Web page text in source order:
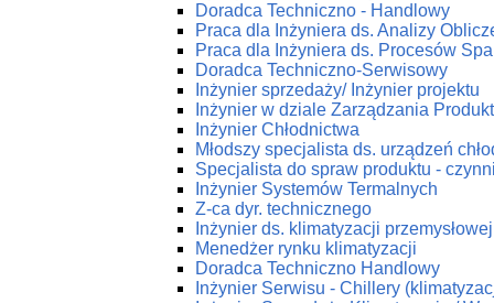
Doradca Techniczno - Handlowy
Praca dla Inżyniera ds. Analizy
Praca dla Inżyniera ds. Procesów
Doradca Techniczno-Serwisowy
Inżynier sprzedaży/ Inżynier projektu
Inżynier w dziale Zarządzania
Inżynier Chłodnictwa
Młodszy specjalista ds. urządzeń
Specjalista do spraw produktu -
Inżynier Systemów Termalnych
Z-ca dyr. technicznego
Inżynier ds. klimatyzacji przemysłowej
Menedżer rynku klimatyzacji
Doradca Techniczno Handlowy
Inżynier Serwisu - Chillery